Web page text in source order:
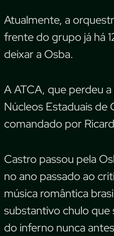
Atualmente, a
frente do grupo já há
deixar a Osba.
A ATCA, que perdeu
Núcleos Estaduais de
comandado por
Castro passou pela
no ano passado ao
música romântica
substantivo chulo que
do inferno nunca